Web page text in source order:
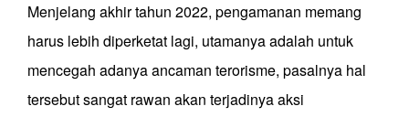
Menjelang akhir tahun 2022, pengamanan memang
harus lebih diperketat lagi, utamanya adalah untuk
mencegah adanya ancaman terorisme, pasalnya hal
tersebut sangat rawan akan terjadinya aksi